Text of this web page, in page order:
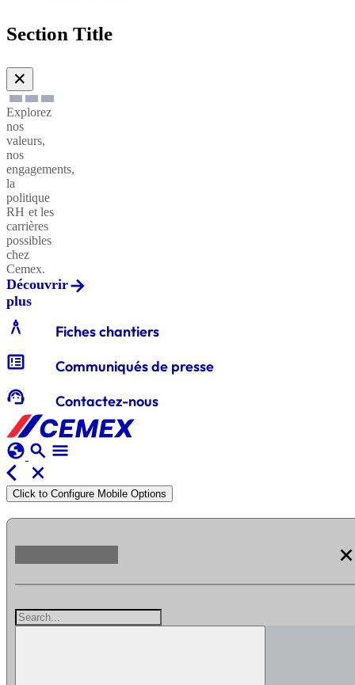
Section Title
✕
Explorez
nos
valeurs,
nos
engagements,
la
politique
RH et les
carrières
possibles
chez
Cemex.
Découvrir
plus
architecture Fiches chantiers
breaking_news Communiqués de presse
support_agent Contactez-nous
globe search menu
arrow_back_ios
close
Click to Configure Mobile Options
close